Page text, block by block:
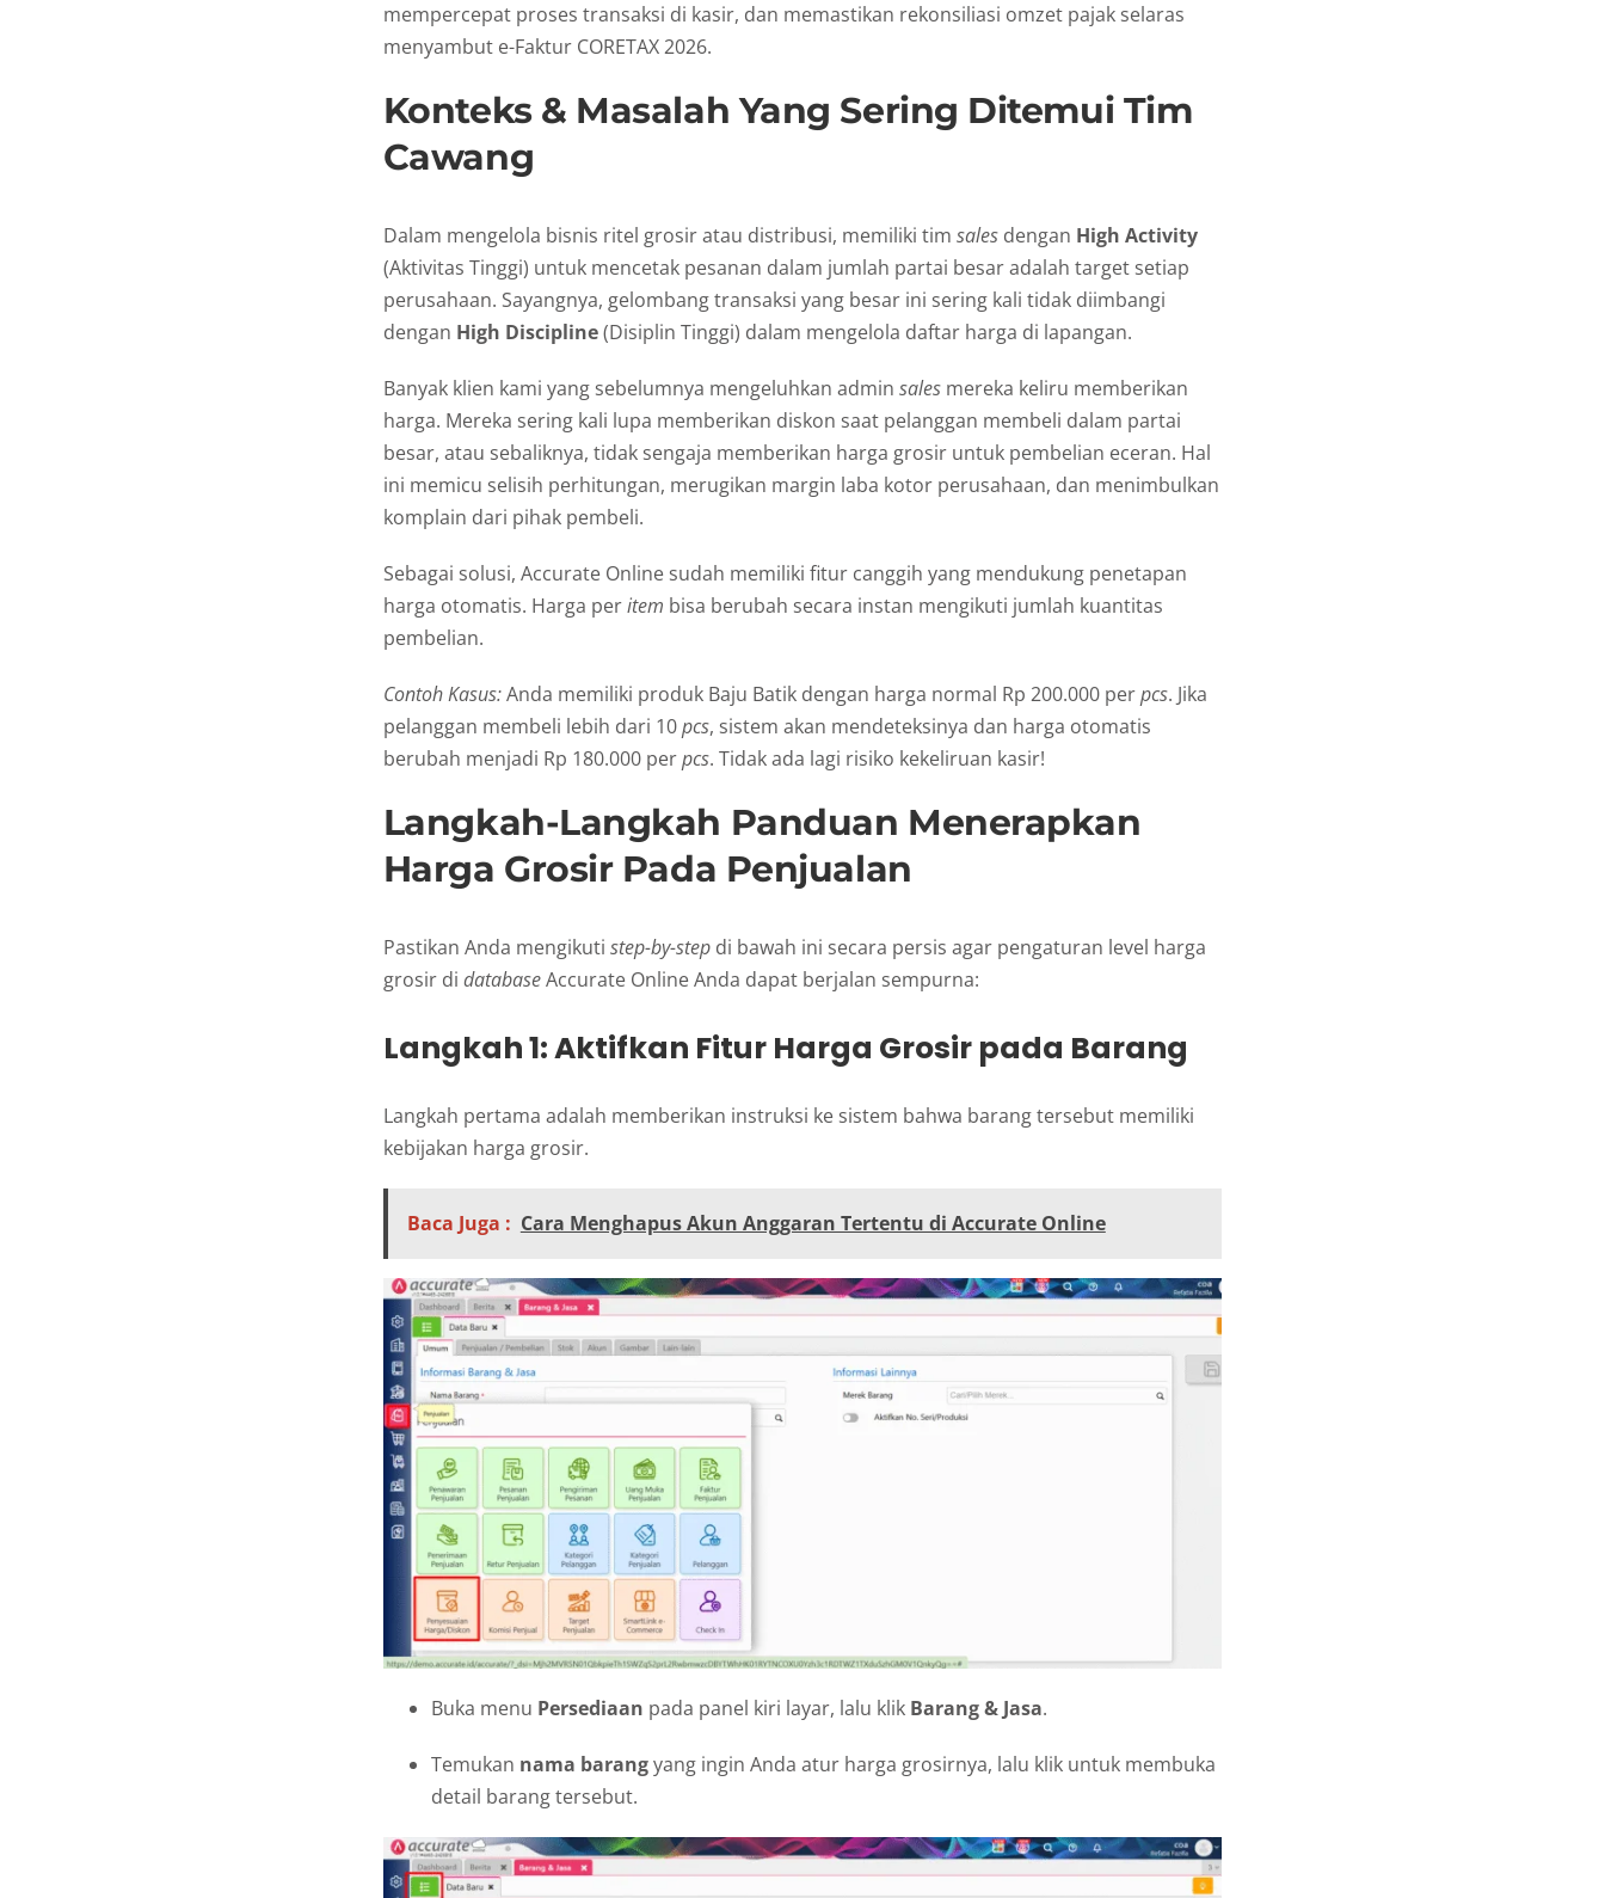
mempercepat proses transaksi di kasir, dan memastikan rekonsiliasi omzet pajak selaras
menyambut e-Faktur CORETAX 2026.
Konteks & Masalah Yang Sering Ditemui Tim
Cawang
Dalam mengelola bisnis ritel grosir atau distribusi, memiliki tim salesdengan High Activity
(Aktivitas Tinggi) untuk mencetak pesanan dalam jumlah partai besar adalah target setiap
perusahaan. Sayangnya, gelombang transaksi yang besar ini sering kali tidak diimbangi
dengan High Discipline(Disiplin Tinggi) dalam mengelola daftar harga di lapangan.
Banyak klien kami yang sebelumnya mengeluhkan admin salesmereka keliru memberikan
harga. Mereka sering kali lupa memberikan diskon saat pelanggan membeli dalam partai
besar, atau sebaliknya, tidak sengaja memberikan harga grosir untuk pembelian eceran. Hal
ini memicu selisih perhitungan, merugikan margin laba kotor perusahaan, dan menimbulkan
komplain dari pihak pembeli.
Sebagai solusi, Accurate Online sudah memiliki fitur canggih yang mendukung penetapan
harga otomatis. Harga peritem bisa berubah secara instan mengikuti jumlah kuantitas
pembelian.
Contoh Kasus:Anda memiliki produk Baju Batik dengan harga normal Rp 200.000 perpcs. Jika
pelanggan membeli lebih dari 10pcs, sistem akan mendeteksinya dan harga otomatis
berubah menjadi Rp 180.000 perpcs. Tidak ada lagi risiko kekeliruan kasir!
Langkah-Langkah Panduan Menerapkan
Harga Grosir Pada Penjualan
Pastikan Anda mengikuti step-by-stepdi bawah ini secara persis agar pengaturan level harga
grosir di databaseAccurate Online Anda dapat berjalan sempurna:
Langkah 1: Aktifkan Fitur Harga Grosir pada Barang
Langkah pertama adalah memberikan instruksi ke sistem bahwa barang tersebut memiliki
kebijakan harga grosir.
Baca Juga : Cara Menghapus Akun Anggaran Tertentu di Accurate Online
Buka menu Persediaan pada panel kiri layar, lalu klik Barang & Jasa.
Temukan nama barangyang ingin Anda atur harga grosirnya, lalu klik untuk membuka
detail barang tersebut.